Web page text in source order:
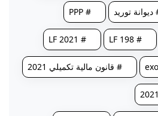
ديوانة توريد # PPP
# LF 198
# LF 2021
# قانون مالية تكميلي 2021